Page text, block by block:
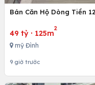
Bán Căn Hộ Dòng Tiền
49 tỷ · 125m
2
mỹ Đình
9 giờ trước